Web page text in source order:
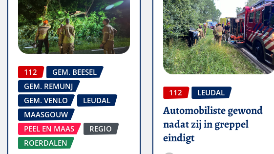
112
GEM. BEESEL
GEM. REMUNJ
GEM. VENLO
LEUDAL
MAASGOUW
PEEL EN MAAS
REGIO
ROERDALEN
112 LEUDAL
Automobiliste gewond
nadat zij in greppel
eindigt